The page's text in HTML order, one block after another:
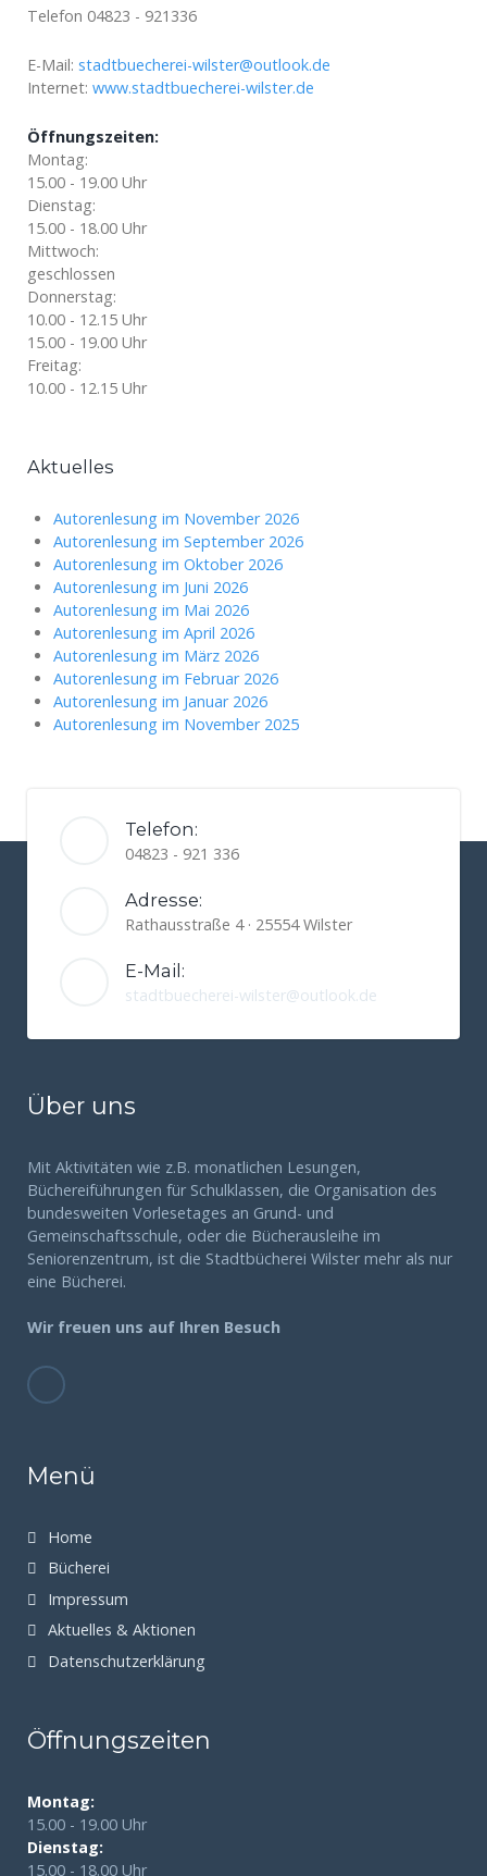
Telefon 04823 - 921336
E-Mail: stadtbuecherei-wilster@outlook.de
Internet: www.stadtbuecherei-wilster.de
Öffnungszeiten:
Montag:
15.00 - 19.00 Uhr
Dienstag:
15.00 - 18.00 Uhr
Mittwoch:
geschlossen
Donnerstag:
10.00 - 12.15 Uhr
15.00 - 19.00 Uhr
Freitag:
10.00 - 12.15 Uhr
Aktuelles
Autorenlesung im November 2026
Autorenlesung im September 2026
Autorenlesung im Oktober 2026
Autorenlesung im Juni 2026
Autorenlesung im Mai 2026
Autorenlesung im April 2026
Autorenlesung im März 2026
Autorenlesung im Februar 2026
Autorenlesung im Januar 2026
Autorenlesung im November 2025
Telefon:
04823 - 921 336
Adresse:
Rathausstraße 4 · 25554 Wilster
E-Mail:
stadtbuecherei-wilster@outlook.de
Über uns
Mit Aktivitäten wie z.B. monatlichen Lesungen,
Büchereiführungen für Schulklassen, die Organisation des
bundesweiten Vorlesetages an Grund- und
Gemeinschaftsschule, oder die Bücherausleihe im
Seniorenzentrum, ist die Stadtbücherei Wilster mehr als nur
eine Bücherei.
Wir freuen uns auf Ihren Besuch
Menü
Home
Bücherei
Impressum
Aktuelles & Aktionen
Datenschutzerklärung
Öffnungszeiten
Montag:
15.00 - 19.00 Uhr
Dienstag:
15.00 - 18.00 Uhr